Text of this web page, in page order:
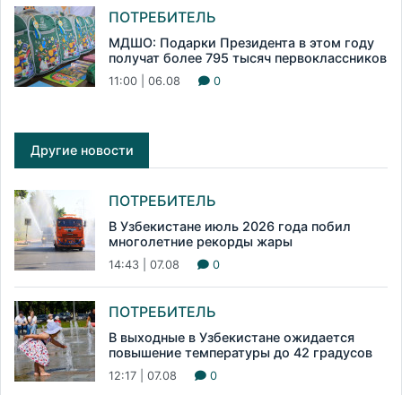
ПОТРЕБИТЕЛЬ
МДШО: Подарки Президента в этом году
получат более 795 тысяч первоклассников
11:00 | 06.08 0
Другие новости
ПОТРЕБИТЕЛЬ
В Узбекистане июль 2026 года побил
многолетние рекорды жары
14:43 | 07.08 0
ПОТРЕБИТЕЛЬ
В выходные в Узбекистане ожидается
повышение температуры до 42 градусов
12:17 | 07.08 0